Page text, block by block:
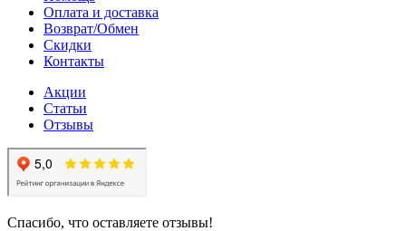
Оплата и доставка
Возврат/Обмен
Скидки
Контакты
Акции
Статьи
Отзывы
Спасибо, что оставляете отзывы!